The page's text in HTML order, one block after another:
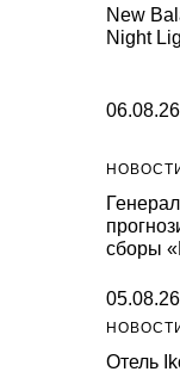
New
Night
06.08.26
сборы
05.08.26
Отель